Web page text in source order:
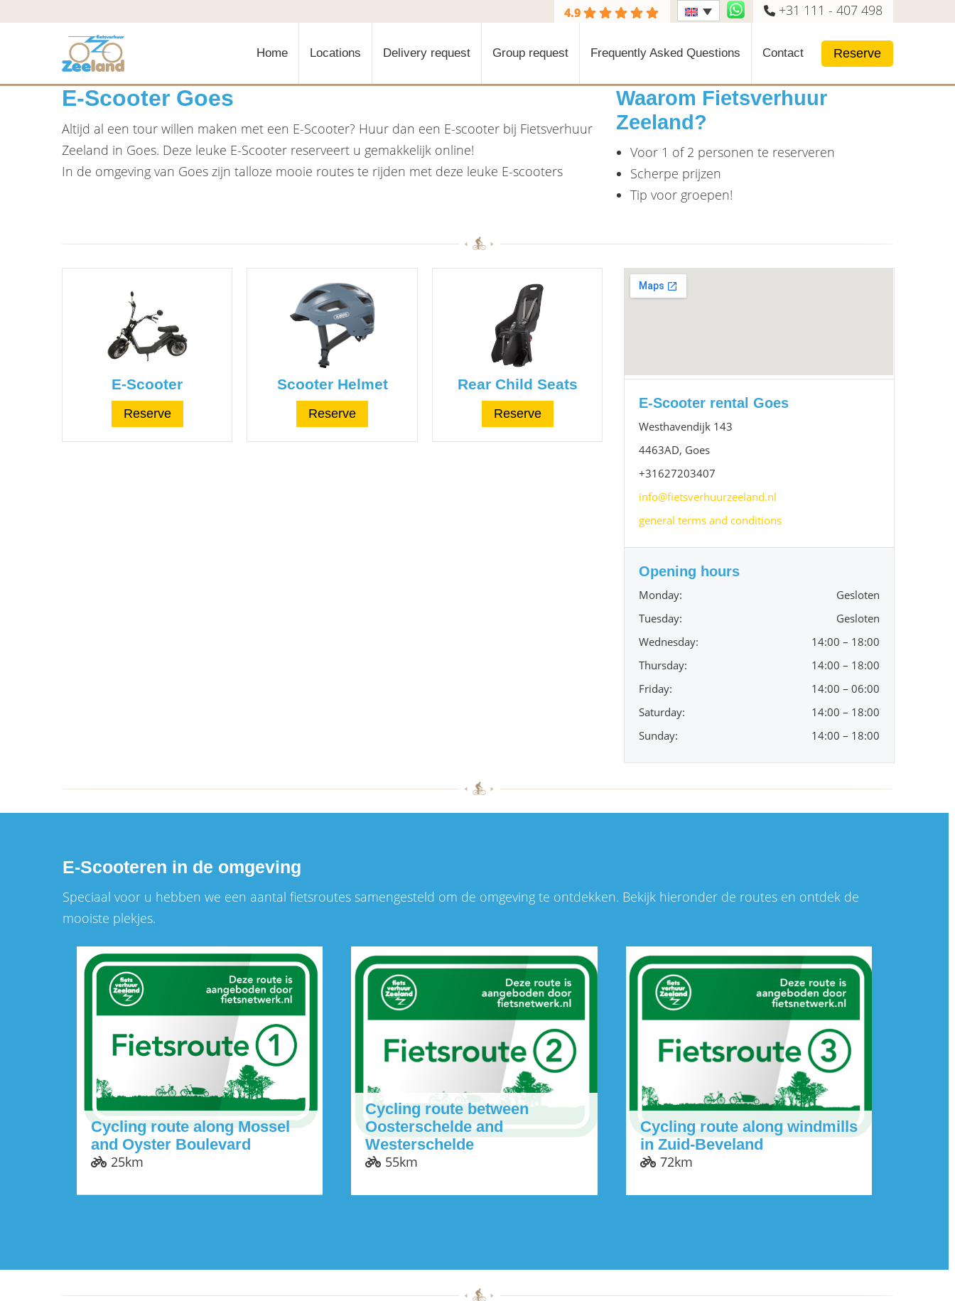
4.9 +31 111 - 407 498
Home Locations Delivery request Group request Frequently Asked Questions Contact Reserve
E-Scooter Goes
Altijd al een tour willen maken met een E-Scooter? Huur dan een E-scooter bij Fietsverhuur
Zeeland in Goes. Deze leuke E-Scooter reserveert u gemakkelijk online!
In de omgeving van Goes zijn talloze mooie routes te rijden met deze leuke E-scooters
Waarom Fietsverhuur
Zeeland?
Voor 1 of 2 personen te reserveren
Scherpe prijzen
Tip voor groepen!
E-Scooter
Reserve
Scooter Helmet
Reserve
Rear Child Seats
Reserve
E-Scooter rental Goes
Westhavendijk 143
4463AD, Goes
+31627203407
info@fietsverhuurzeeland.nl
general terms and conditions
Opening hours
Monday:
Gesloten
Tuesday:
Gesloten
Wednesday:
14:00 – 18:00
Thursday:
14:00 – 18:00
Friday:
14:00 – 06:00
Saturday:
14:00 – 18:00
Sunday:
14:00 – 18:00
E-Scooteren in de omgeving
Speciaal voor u hebben we een aantal fietsroutes samengesteld om de omgeving te ontdekken. Bekijk hieronder de routes en ontdek de
mooiste plekjes.
Cycling route along Mossel
and Oyster Boulevard
25km
Cycling route between
Oosterschelde and
Westerschelde
55km
Cycling route along windmills
in Zuid-Beveland
72km